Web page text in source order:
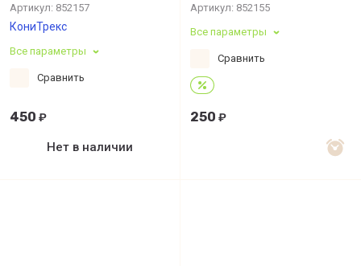
Артикул: 852157
КониТрекс
Все параметры
Сравнить
450 ₽
Нет в наличии
Артикул: 852155
Все параметры
Сравнить
250 ₽